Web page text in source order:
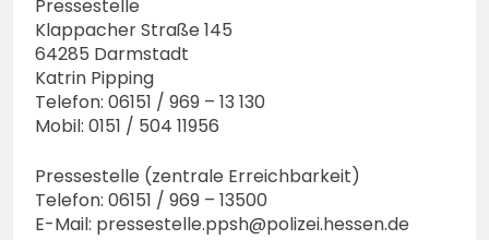
Pressestelle
Klappacher Straße 145
64285 Darmstadt
Katrin Pipping
Telefon: 06151 / 969 – 13 130
Mobil: 0151 / 504 11956
Pressestelle (zentrale Erreichbarkeit)
Telefon: 06151 / 969 – 13500
E-Mail: pressestelle.ppsh@polizei.hessen.de